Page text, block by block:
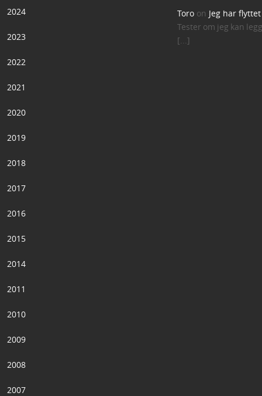
2024
2023
2022
2021
2020
2019
2018
2017
2016
2015
2014
2011
2010
2009
2008
2007
Toro on Jeg har
Tester om jeg kan
[...]